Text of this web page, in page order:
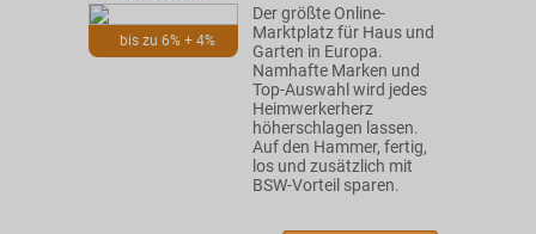
bis zu 6% + 4%
Der größte Online-
Marktplatz für Haus und
Garten in Europa.
Namhafte Marken und
Top-Auswahl wird jedes
Heimwerkerherz
höherschlagen lassen.
Auf den Hammer, fertig,
los und zusätzlich mit
BSW-Vorteil sparen.